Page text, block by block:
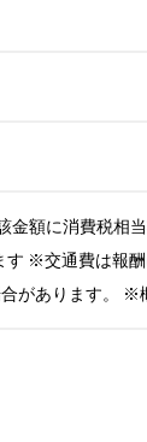
金額に消費税
※交通費は報
があります。 ※